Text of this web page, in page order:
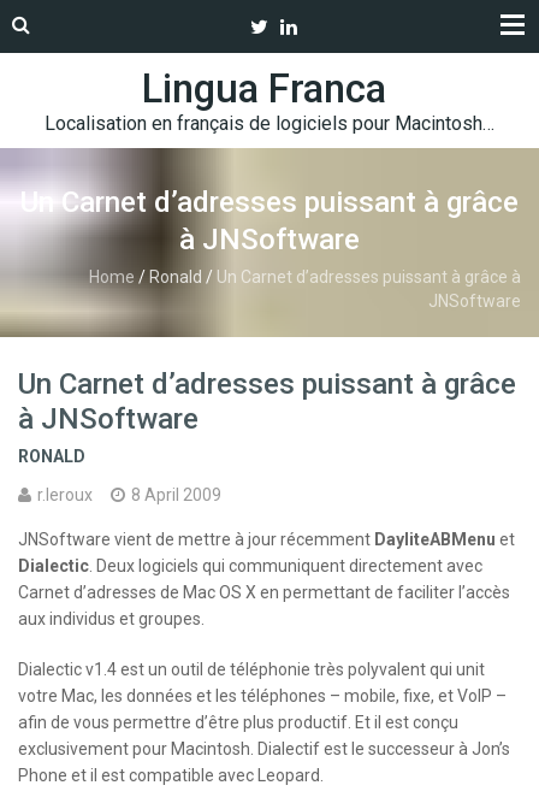
Lingua Franca
Localisation en français de logiciels pour Macintosh…
Un Carnet d’adresses puissant à grâce
à JNSoftware
Home / Ronald / Un Carnet d’adresses puissant à grâce à
JNSoftware
Un Carnet d’adresses puissant à grâce
à JNSoftware
RONALD
r.leroux
8 April 2009
JNSoftware vient de mettre à jour récemment DayliteABMenu et
Dialectic . Deux logiciels qui communiquent directement avec
Carnet d’adresses de Mac OS X en permettant de faciliter l’accès
aux individus et groupes.
Dialectic v1.4 est un outil de téléphonie très polyvalent qui unit
votre Mac, les données et les téléphones – mobile, fixe, et VoIP –
afin de vous permettre d’être plus productif. Et il est conçu
exclusivement pour Macintosh. Dialectif est le successeur à Jon’s
Phone et il est compatible avec Leopard.